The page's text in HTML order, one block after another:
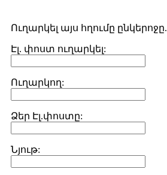
Ուղարկել այս հղումը ընկերոջը.
Էլ. փոստ ուղարկել:
Ուղարկող:
Ձեր Էլ.փոստը:
Նյութ: